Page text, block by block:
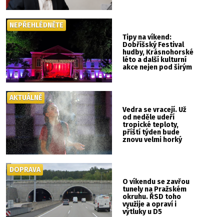
Tipy na víkend:
Dobříšský Festival
hudby, Krásnohorské
léto a další kulturní
akce nejen pod širým
NEPŘEHLÉDNĚTE
Vedra se vracejí. Už
od neděle udeří
tropické teploty,
příští týden bude
znovu velmi horký
AKTUÁLNĚ
O víkendu se zavřou
tunely na Pražském
okruhu. ŘSD toho
využije a opraví i
výtluky u D5
DOPRAVA